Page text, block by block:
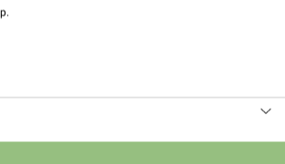
vorhanden.
WEBSEITE